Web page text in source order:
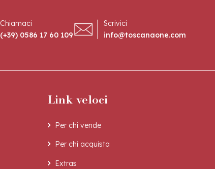
Chiamaci
(+39) 0586 17 60 109
Scrivici
info@toscanaone.com
Link veloci
Per chi vende
Per chi acquista
Extras